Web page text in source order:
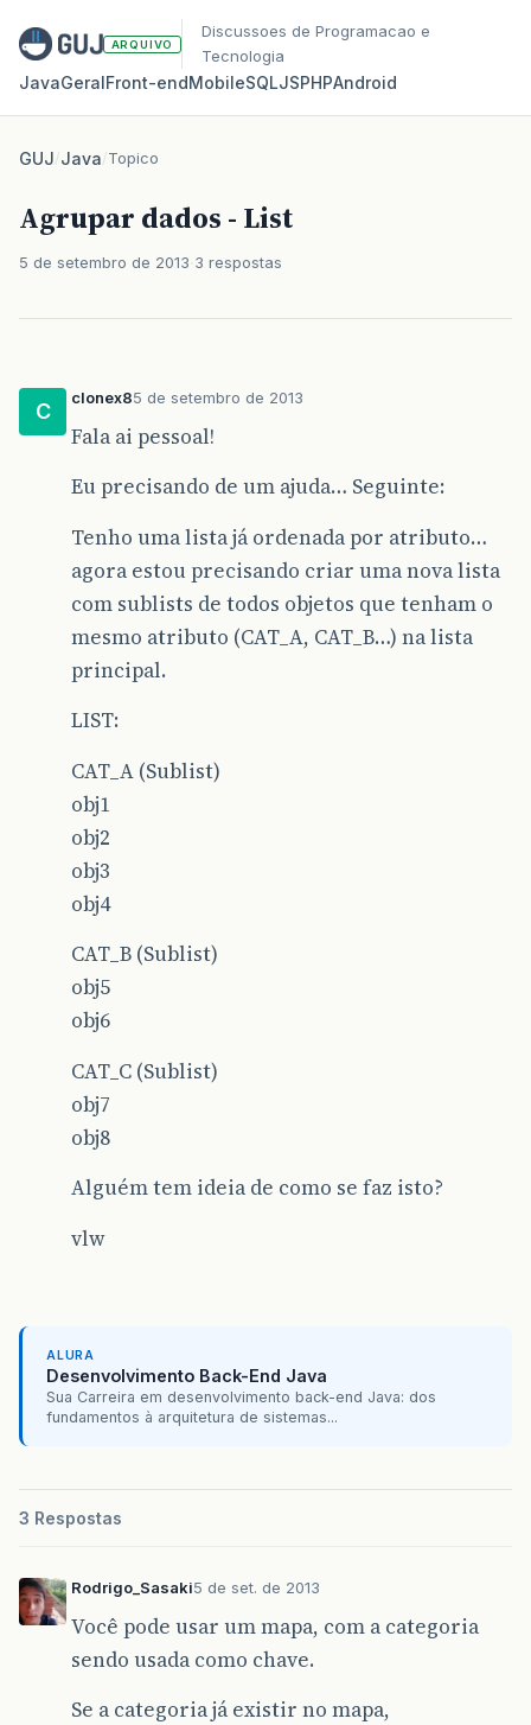
ARQUIVO
Discussoes de Programacao e
Tecnologia
JavaGeralFront‑endMobileSQLJSPHPAndroid
GUJ/Java/Topico
Agrupar dados - List
5 de setembro de 2013 3 respostas
C
clonex85 de setembro de 2013
Fala ai pessoal!
Eu precisando de um ajuda… Seguinte:
Tenho uma lista já ordenada por atributo…
agora estou precisando criar uma nova lista
com sublists de todos objetos que tenham o
mesmo atributo (CAT_A, CAT_B…) na lista
principal.
LIST:
CAT_A (Sublist)
obj1
obj2
obj3
obj4
CAT_B (Sublist)
obj5
obj6
CAT_C (Sublist)
obj7
obj8
Alguém tem ideia de como se faz isto?
vlw
ALURA
Desenvolvimento Back-End Java
Sua Carreira em desenvolvimento back-end Java: dos
fundamentos à arquitetura de sistemas...
3 Respostas
Rodrigo_Sasaki5 de set. de 2013
Você pode usar um mapa, com a categoria
sendo usada como chave.
Se a categoria já existir no mapa,